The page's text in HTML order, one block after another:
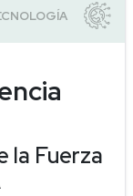
la Fuerza